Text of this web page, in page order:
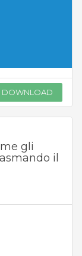
DOWNLOAD
gli
il